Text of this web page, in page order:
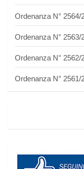
Ordenanza N° 2564/
Ordenanza N° 2563/
Ordenanza N° 2562/
Ordenanza N° 2561/